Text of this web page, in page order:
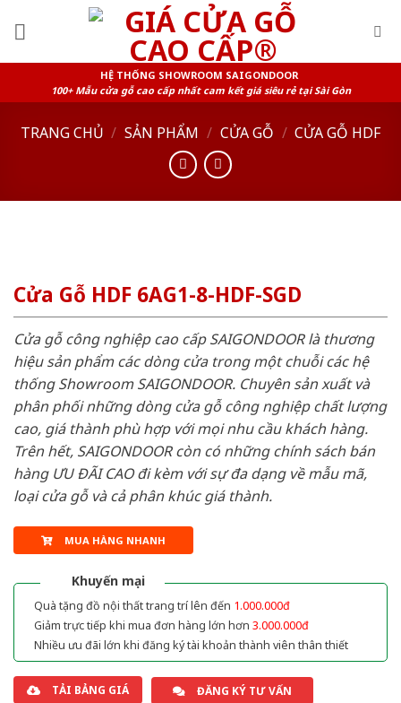
HỆ THỐNG SHOWROOM SAIGONDOOR
100+ Mẫu cửa gỗ cao cấp nhất cam kết giá siêu rẻ tại Sài Gòn
TRANG CHỦ / SẢN PHẨM / CỬA GỖ / CỬA GỖ HDF
Cửa Gỗ HDF 6AG1-8-HDF-SGD
Cửa gỗ công nghiệp cao cấp SAIGONDOOR là thương
hiệu sản phẩm các dòng cửa trong một chuỗi các hệ
thống Showroom SAIGONDOOR. Chuyên sản xuất và
phân phối những dòng cửa gỗ công nghiệp chất lượng
cao, giá thành phù hợp với mọi nhu cầu khách hàng.
Trên hết, SAIGONDOOR còn có những chính sách bán
hàng ƯU ĐÃI CAO đi kèm với sự đa dạng về mẫu mã,
loại cửa gỗ và cả phân khúc giá thành.
MUA HÀNG NHANH
Khuyến mại
Quà tặng đồ nội thất trang trí lên đến 1.000.000đ
Giảm trực tiếp khi mua đơn hàng lớn hơn 3.000.000đ
Nhiều ưu đãi lớn khi đăng ký tài khoản thành viên thân thiết
TẢI BẢNG GIÁ ĐĂNG KÝ TƯ VẤN